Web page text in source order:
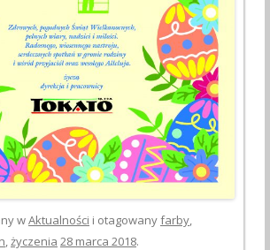
wAktualności i otagowanyfarby,
,życzenia 28 marca 2018.